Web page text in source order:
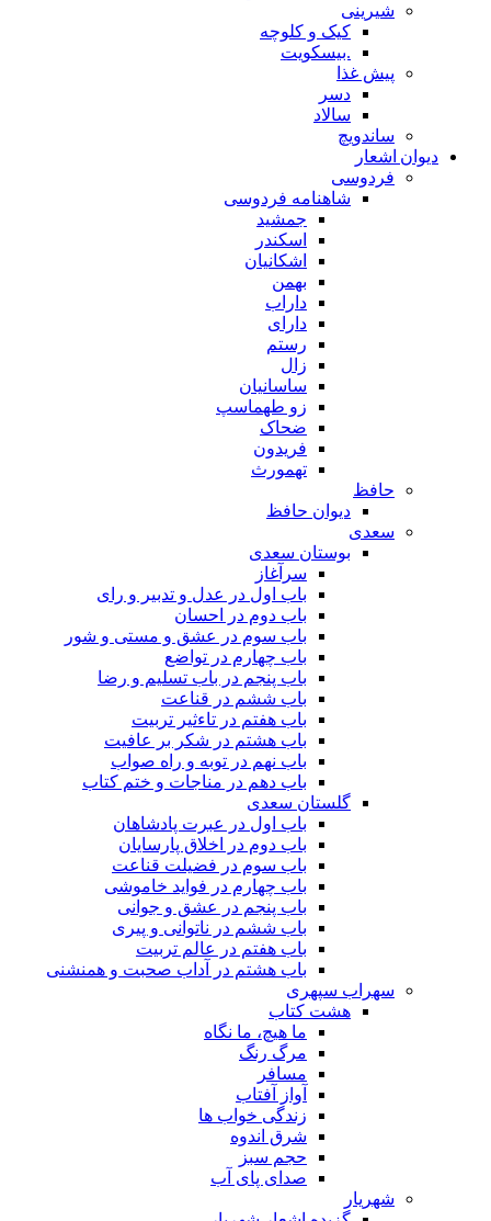
شیرینی
کیک و کلوچه
.بیسکویت
پیش غذا
دسر
سالاد
ساندویچ
دیوان اشعار
فردوسی
شاهنامه فردوسی
جمشید
اسکندر
اشکانیان
بهمن
داراب
دارای
رستم
زال
ساسانیان
زو طهماسپ‏
ضحاک
فریدون
تهمورث
حافظ
دیوان حافظ
سعدی
بوستان سعدی
سرآغاز
باب اول در عدل و تدبیر و رای
باب دوم در احسان
باب سوم در عشق و مستی و شور
باب چهارم در تواضع
باب پنجم در باب تسلیم و رضا
باب ششم در قناعت
باب هفتم در تاءثیر تربیت
باب هشتم در شکر بر عافیت
باب نهم در توبه و راه صواب
باب دهم در مناجات و ختم کتاب
گلستان سعدی
باب اول در عبرت پادشاهان
باب دوم در اخلاق پارسایان
باب سوم در فضیلت قناعت
باب چهارم در فواید خاموشى
باب پنجم در عشق و جوانى
باب ششم در ناتوانى و پیرى
باب هفتم در عالم تربیت
باب هشتم در آداب صحبت و همنشنى
سهراب سپهری
هشت کتاب
ما هیچ، ما نگاه
مرگ رنگ
مسافر
آواز آفتاب
زندگی خواب ها
شرق اندوه
حجم سبز
صدای پای آب
شهریار